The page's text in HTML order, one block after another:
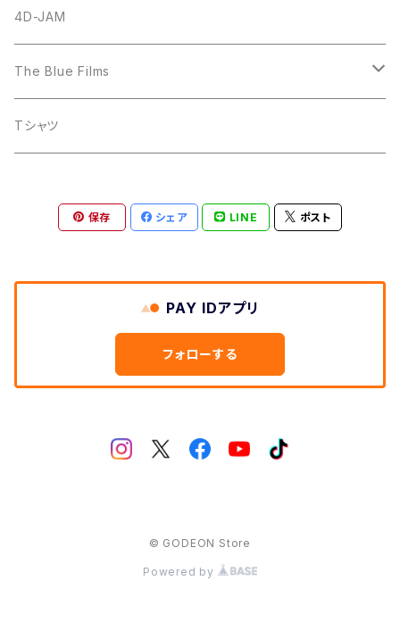
CD-Album
God N' Stone
4D-JAM
The Blue Films
CD-Single
Tシャツ
保存 シェア LINE ポスト
PAY IDアプリ
フォローする
© GODEON Store
Powered by